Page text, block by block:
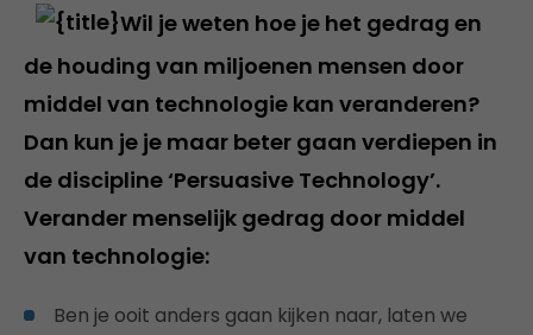
Wil je weten hoe je het gedrag en
de houding van miljoenen mensen door
middel van technologie kan veranderen?
Dan kun je je maar beter gaan verdiepen in
de discipline ‘Persuasive Technology’.
Verander menselijk gedrag door middel
van technologie:
Ben je ooit anders gaan kijken naar, laten we